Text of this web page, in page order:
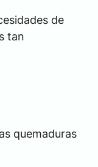
de
tan
quemaduras